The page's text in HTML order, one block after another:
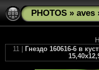
PHOTOS » aves
11 |
Гнездо 160616-6 в